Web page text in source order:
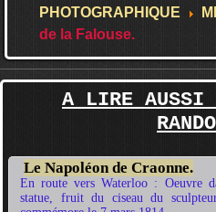
PHOTOGRAPHIQUE
de la Falouse.
A LIRE AUSSI
Le Napoléon de Craonne.
En route vers Waterloo : Oeuvre
statue, fruit du ciseau du